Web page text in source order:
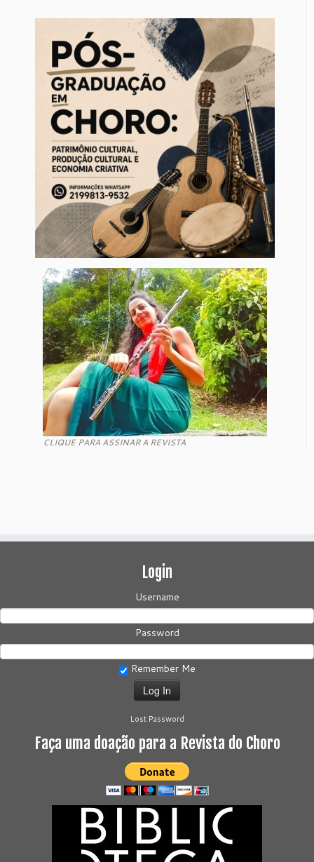
CLIQUE PARA ASSINAR A REVISTA
Login
Username
Password
Remember Me
Lost Password
Faça uma doação para a Revista do Choro